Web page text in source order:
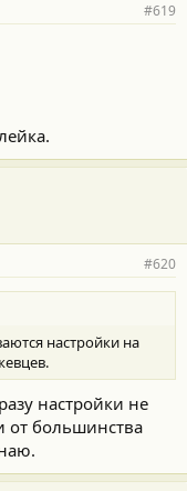
#619
#620
настройки на
настройки не
от большинства